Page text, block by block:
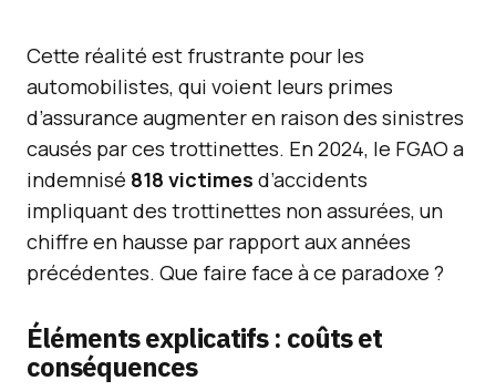
Cette réalité est frustrante pour les
automobilistes, qui voient leurs primes
d’assurance augmenter en raison des sinistres
causés par ces trottinettes. En 2024, le FGAO a
indemnisé 818 victimes d’accidents
impliquant des trottinettes non assurées, un
chiffre en hausse par rapport aux années
précédentes. Que faire face à ce paradoxe ?
Éléments explicatifs : coûts et
conséquences